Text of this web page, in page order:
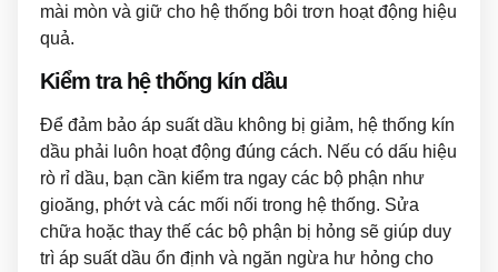
mài mòn và giữ cho hệ thống bôi trơn hoạt động hiệu
quả.
Kiểm tra hệ thống kín dầu
Để đảm bảo áp suất dầu không bị giảm, hệ thống kín
dầu phải luôn hoạt động đúng cách. Nếu có dấu hiệu
rò rỉ dầu, bạn cần kiểm tra ngay các bộ phận như
gioăng, phớt và các mối nối trong hệ thống. Sửa
chữa hoặc thay thế các bộ phận bị hỏng sẽ giúp duy
trì áp suất dầu ổn định và ngăn ngừa hư hỏng cho